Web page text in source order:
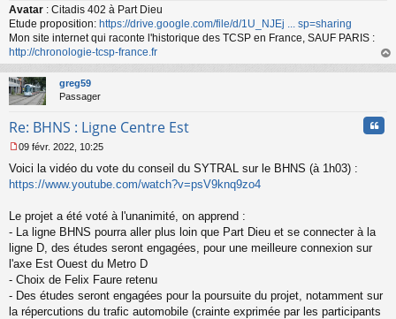
u
Avatar : Citadis 402 à Part Dieu
Etude proposition: https://drive.google.com/file/d/1U_NJEj ... sp=sharing
Mon site internet qui raconte l'historique des TCSP en France, SAUF PARIS :
http://chronologie-tcsp-france.fr
au
greg59
Passager
Re: BHNS : Ligne Centre Est
e
s
g
e
n
o
n
l
u
09 févr. 2022, 10:25
Voici la vidéo du vote du conseil du SYTRAL sur le BHNS (à 1h03) :
https://www.youtube.com/watch?v=psV9knq9zo4
Le projet a été voté à l'unanimité, on apprend :
- La ligne BHNS pourra aller plus loin que Part Dieu et se connecter à la
ligne D, des études seront engagées, pour une meilleure connexion sur
l'axe Est Ouest du Metro D
- Choix de Felix Faure retenu
- Des études seront engagées pour la poursuite du projet, notamment sur
la répercutions du trafic automobile (crainte exprimée par les participants